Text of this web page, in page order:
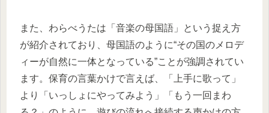
また、わらべうたは「音楽の母国語」という捉え方
が紹介されており、母国語のように“その国のメロデ
ィーが自然に一体となっている”ことが強調されてい
ます。保育の言葉かけで言えば、「上手に歌って」
より「いっしょにやってみよう」「もう一回まわ